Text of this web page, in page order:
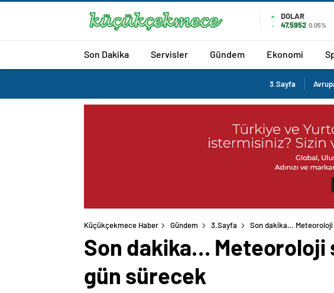
DOLAR
47,5952 0.05%
Son Dakika Servisler Gündem Ekonomi
3.Sayfa
Küçükçekmece Haber Gündem 3.Sayfa Son dakika… Meteoroloji
Son dakika… Meteoroloji
gün sürecek